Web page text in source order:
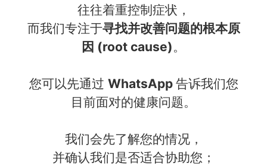
往往着重控制症状，
而我们专注于寻找并改善问题的根本原
因 (root cause)。
您可以先通过 WhatsApp 告诉我们您
目前面对的健康问题。
我们会先了解您的情况，
并确认我们是否适合协助您；